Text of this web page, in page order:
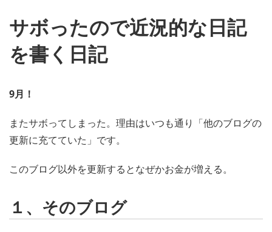
サボったので近況的な日記
を書く日記
9月！
またサボってしまった。理由はいつも通り「他のブログの
更新に充てていた」です。
このブログ以外を更新するとなぜかお金が増える。
１、そのブログ